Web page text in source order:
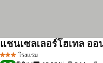
3 ดาว โรงแรม
แชนเซลเลอร์โฮเทล อ